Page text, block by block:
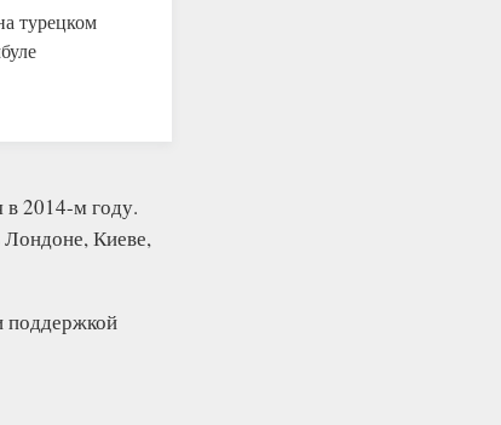
турецком
2014-м году.
Киеве,
поддержкой